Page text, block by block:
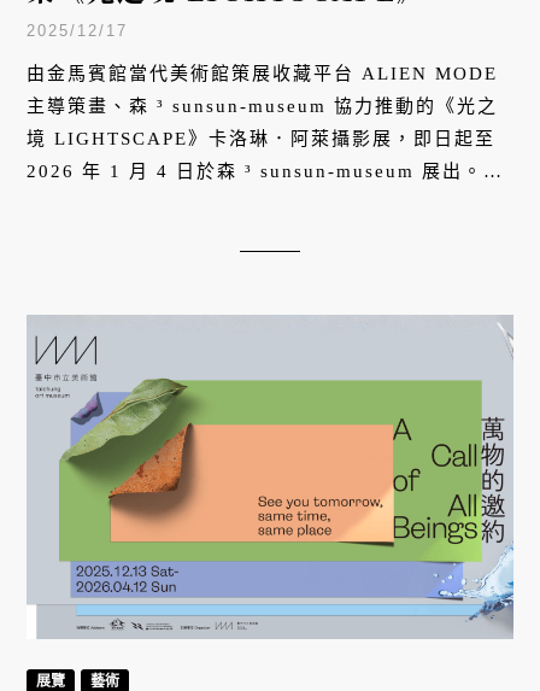
場關於光、時間與感知的棲居實驗
2025/12/17
由金馬賓館當代美術館策展收藏平台 ALIEN MODE
主導策畫、森 ³ sunsun-museum 協力推動的《光之
境 LIGHTSCAPE》卡洛琳．阿萊攝影展，即日起至
2026 年 1 月 4 日於森 ³ sunsun-museum 展出。這
重新調度，展覽邀請觀者在移步換景之間，產生靜謐
的回應與共鳴。
展覽 藝術